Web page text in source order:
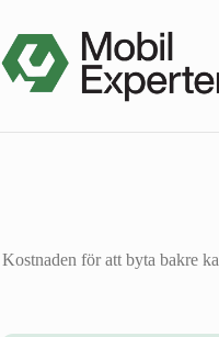
innehåll
Kostnaden för att byta bakre